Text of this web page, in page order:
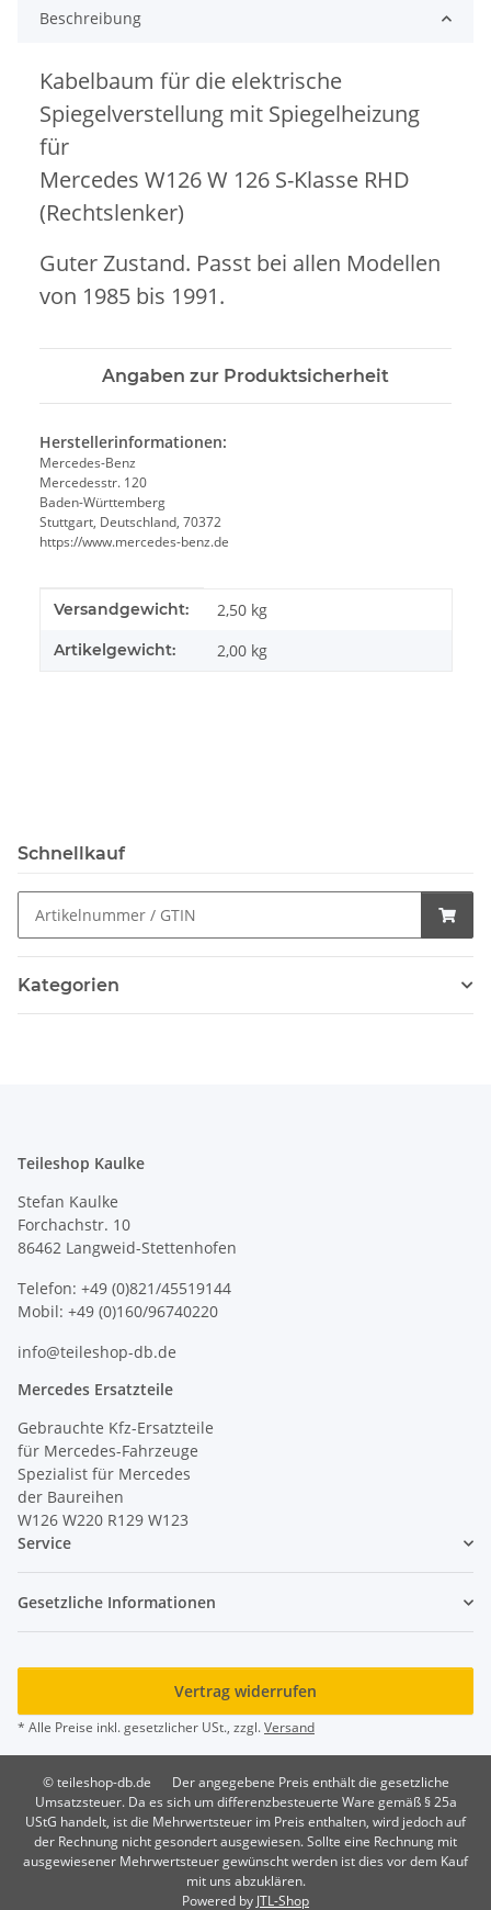
Beschreibung
Kabelbaum für die elektrische
Spiegelverstellung mit Spiegelheizung
für
Mercedes W126 W 126 S-Klasse RHD
(Rechtslenker)
Guter Zustand. Passt bei allen Modellen
von 1985 bis 1991.
Angaben zur Produktsicherheit
Herstellerinformationen:
Mercedes-Benz
Mercedesstr. 120
Baden-Württemberg
Stuttgart, Deutschland, 70372
https://www.mercedes-benz.de
Produkteigenschaft
Wert
Versandgewicht: 2,50 kg
Artikelgewicht: 2,00 kg
Schnellkauf
Kategorien
Teileshop Kaulke
Stefan Kaulke
Forchachstr. 10
86462 Langweid-Stettenhofen
Telefon: +49 (0)821/45519144
Mobil: +49 (0)160/96740220
info@teileshop-db.de
Mercedes Ersatzteile
Gebrauchte Kfz-Ersatzteile
für Mercedes-Fahrzeuge
Spezialist für Mercedes
der Baureihen
W126 W220 R129 W123
Service
Gesetzliche Informationen
Vertrag widerrufen
* Alle Preise inkl. gesetzlicher USt., zzgl.Versand
© teileshop-db.de
Der angegebene Preis enthält die gesetzliche
Umsatzsteuer. Da es sich um differenzbesteuerte Ware gemäß § 25a
UStG handelt, ist die Mehrwertsteuer im Preis enthalten, wird jedoch auf
der Rechnung nicht gesondert ausgewiesen. Sollte eine Rechnung mit
ausgewiesener Mehrwertsteuer gewünscht werden ist dies vor dem Kauf
mit uns abzuklären.
Powered by JTL-Shop